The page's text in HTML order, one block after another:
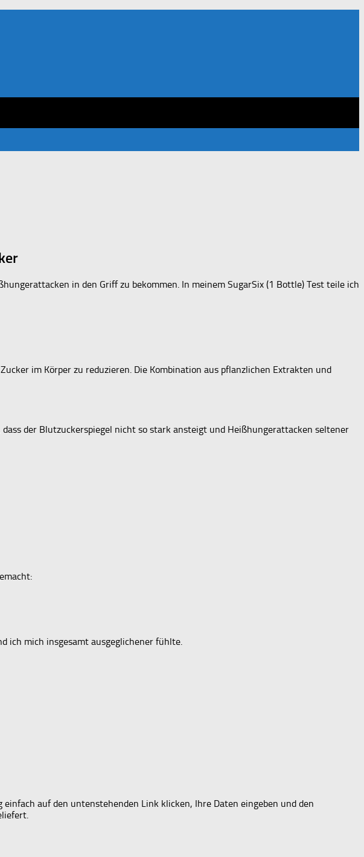
in den Griff zu bekommen. In meinem SugarSix (1 Bottle) Test teile ich
im Körper zu reduzieren. Die Kombination aus pflanzlichen Extrakten und
der Blutzuckerspiegel nicht so stark ansteigt und Heißhungerattacken seltener
ich mich insgesamt ausgeglichener fühlte.
auf den untenstehenden Link klicken, Ihre Daten eingeben und den